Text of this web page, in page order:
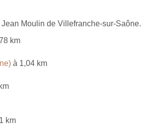
Moulin de Villefranche-sur-Saône.
km
à 1,04 km
km